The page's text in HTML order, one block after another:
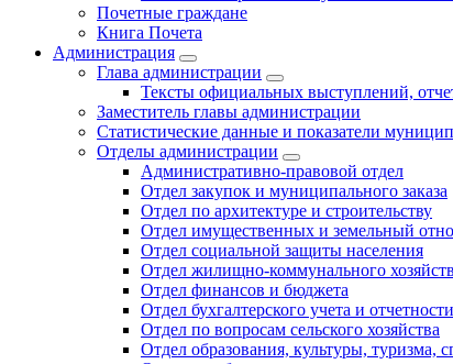
Почетные граждане
Книга Почета
Администрация
Глава администрации
Тексты официальных выступлений,
Заместитель главы администрации
Статистические данные и показатели
Отделы администрации
Административно-правовой отдел
Отдел закупок и муниципального заказа
Отдел по архитектуре и строительству
Отдел имущественных и земельный
Отдел социальной защиты населения
Отдел жилищно-коммунального
Отдел финансов и бюджета
Отдел бухгалтерского учета и отчетности
Отдел по вопросам сельского хозяйства
Отдел образования, культуры, туризма,